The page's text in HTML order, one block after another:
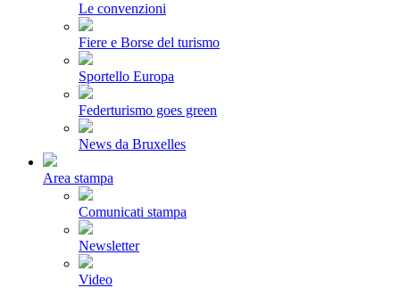
Le convenzioni
Fiere e Borse del turismo
Sportello Europa
Federturismo goes green
News da Bruxelles
Area stampa
Comunicati stampa
Newsletter
Video